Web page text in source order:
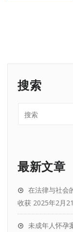
搜索
最新文章
在法律与社会
收获 2025年2月
未成年人怀孕